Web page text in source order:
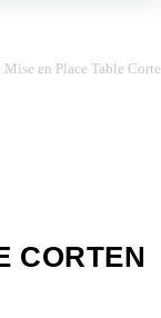
Mise en Place Table
CORTEN